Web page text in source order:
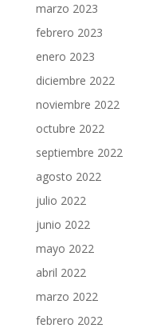
marzo 2023
febrero 2023
enero 2023
diciembre 2022
noviembre 2022
octubre 2022
septiembre 2022
agosto 2022
julio 2022
junio 2022
mayo 2022
abril 2022
marzo 2022
febrero 2022